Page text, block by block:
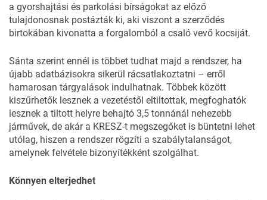
a gyorshajtási és parkolási bírságokat az előző
tulajdonosnak postázták ki, aki viszont a szerződés
birtokában kivonatta a forgalomból a csaló vevő kocsiját.
Sánta szerint ennél is többet tudhat majd a rendszer, ha
újabb adatbázisokra sikerül rácsatlakoztatni – erről
hamarosan tárgyalások indulhatnak. Többek között
kiszűrhetők lesznek a vezetéstől eltiltottak, megfoghatók
lesznek a tiltott helyre behajtó 3,5 tonnánál nehezebb
járművek, de akár a KRESZ-t megszegőket is büntetni lehet
utólag, hiszen a rendszer rögzíti a szabálytalanságot,
amelynek felvétele bizonyítékként szolgálhat.
Könnyen elterjedhet